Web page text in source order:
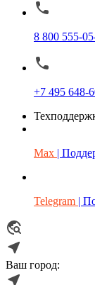
8 800 555-
+7 495 648-
Max |
Telegram |
Ваш город: